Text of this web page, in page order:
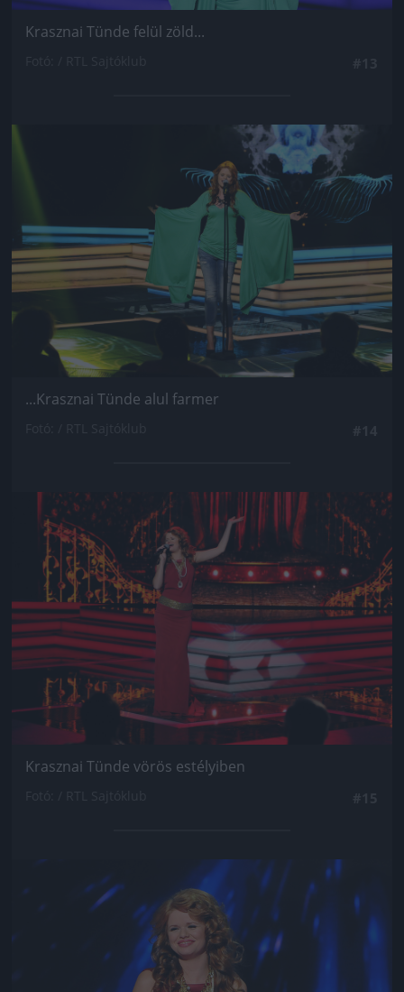
Krasznai Tünde felül zöld...
Jön még kép!
...Krasznai Tünde alul farmer
Jön még kép!
Krasznai Tünde vörös estélyiben
Jön még kép!